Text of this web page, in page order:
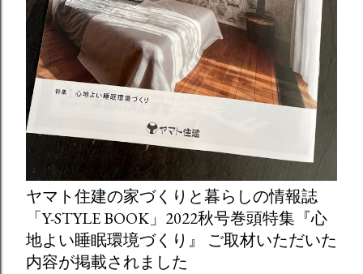
ヤマト住建の家づくりと暮らしの情報誌
「Y-STYLE BOOK」2022秋号巻頭特集『心
地よい睡眠環境づくり』 ご取材いただいた
内容が掲載されました